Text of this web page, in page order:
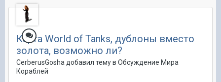
Карта World of Tanks, дублоны вместо
золота, возможно ли?
CerberusGosha добавил тему в Обсуждение Мира
Кораблей